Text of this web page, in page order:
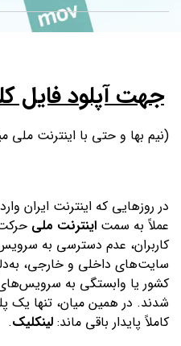
جهت آپلود فایل
(نیم بها و حتی با اینترنت ملی
در روزهایی که اینترنت ایران
عملاً به سمت اینترنت ملی
کاربران، عدم دسترسی به
سایت‌های داخلی و خارجی،
کشور یا وابستگی به
شدند. در همین میان، تنها یک
کاملاً پایدار باقی ماند: لینکلیک.